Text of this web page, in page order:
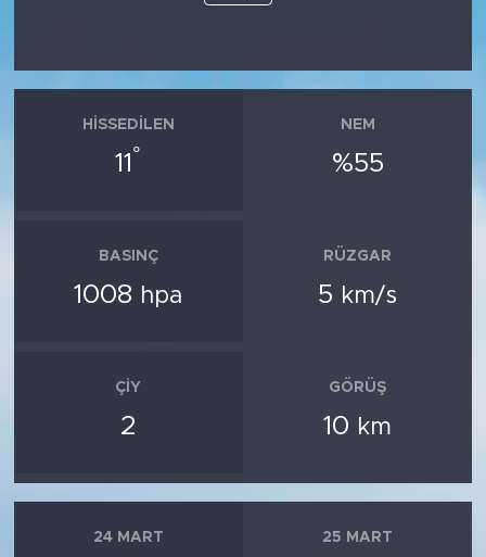
HISSEDILEN
11 °
NEM
%55
BASINÇ
1008 hpa
RÜZGAR
5 km/s
ÇIY
2
GÖRÜŞ
10 km
24 MART 25 MART